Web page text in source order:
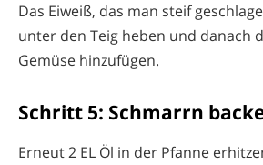
Das Eiweiß, das man steif
unter den Teig heben und danach
Gemüse hinzufügen.
Schritt 5: Schmarrn
Erneut 2 EL Öl in der Pfanne